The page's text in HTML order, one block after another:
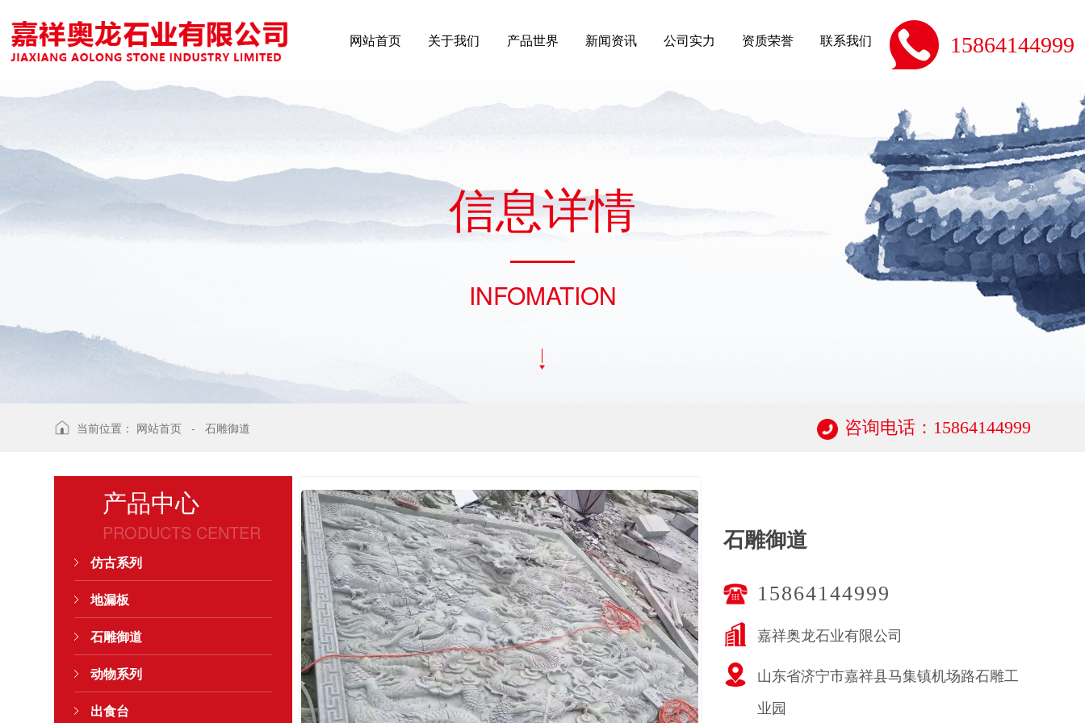
15864144999
网站首页 关于我们 产品世界 新闻资讯 公司实力 资质荣誉 联系我们
信息详情
INFOMATION
当前位置： 网站首页 -石雕御道 咨询电话：15864144999
产品中心
PRODUCTS CENTER
仿古系列
地漏板
石雕御道
动物系列
出食台
石雕御道
15864144999
嘉祥奥龙石业有限公司
山东省济宁市嘉祥县马集镇机场路石雕工
业园